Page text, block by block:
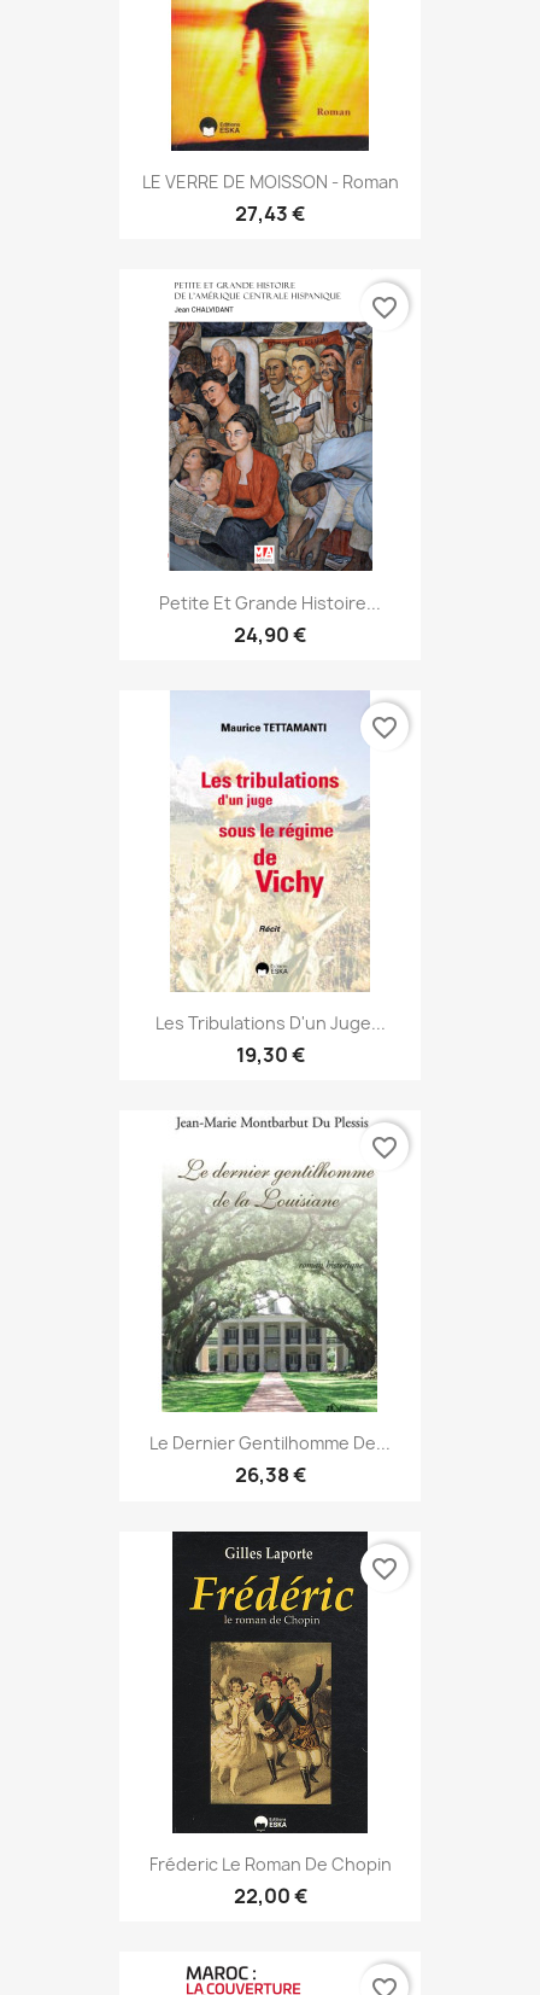
LE VERRE DE MOISSON - Roman
27,43 €
Petite Et Grande Histoire...
24,90 €
favorite_border
Les Tribulations D'un Juge...
19,30 €
favorite_border
Le Dernier Gentilhomme De...
26,38 €
favorite_border
Fréderic Le Roman De Chopin
22,00 €
favorite_border
favorite_border